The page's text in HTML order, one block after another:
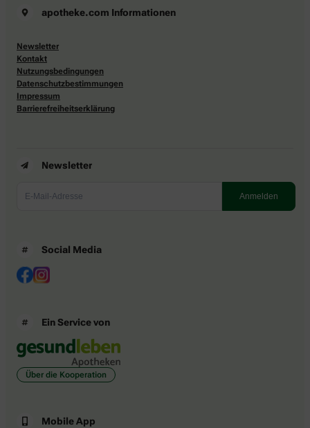
apotheke.com Informationen
Newsletter
Kontakt
Nutzungsbedingungen
Datenschutzbestimmungen
Impressum
Barrierefreiheitserklärung
Newsletter
Social Media
Ein Service von
Über die Kooperation
Mobile App